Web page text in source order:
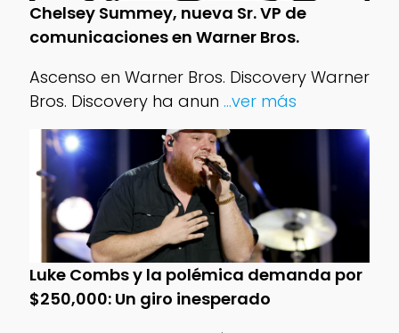
Chelsey Summey, nueva Sr. VP de
comunicaciones en Warner Bros.
Ascenso en Warner Bros. Discovery Warner
Bros. Discovery ha anun ...ver más
Luke Combs y la polémica demanda por
$250,000: Un giro inesperado